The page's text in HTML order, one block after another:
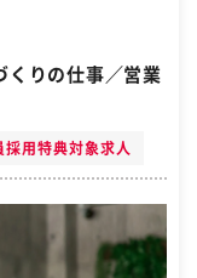
くりの仕事／営業
採用特典対象求人